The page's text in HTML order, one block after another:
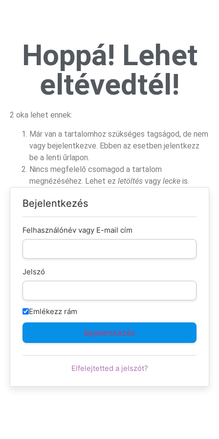
Hoppá! Lehet
eltévedtél!
2 oka lehet ennek:
Már van a tartalomhoz szükséges tagságod, de nem
vagy bejelentkezve. Ebben az esetben jelentkezz
be a lenti űrlapon.
Nincs megfelelő csomagod a tartalom
megnézéséhez. Lehet ez letöltés vagy lecke is.
Bejelentkezés
Felhasználónév vagy E-mail cím
Jelszó
Emlékezz rám
Elfelejtetted a jelszót?